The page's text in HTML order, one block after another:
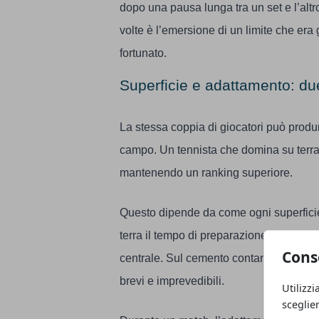
dopo una pausa lunga tra un set e
volte è l’emersione di un limite che
fortunato.
Superficie e adattamento:
La stessa coppia di giocatori può
campo. Un tennista che domina su
mantenendo un ranking superiore.
Questo dipende da come ogni
terra il tempo di preparazione è
centrale. Sul cemento contano di più
brevi e imprevedibili.